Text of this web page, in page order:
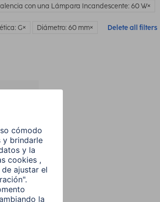
con una Lámpara Incandescente: 60 W
G Diámetro: 60 mm Delete all filters